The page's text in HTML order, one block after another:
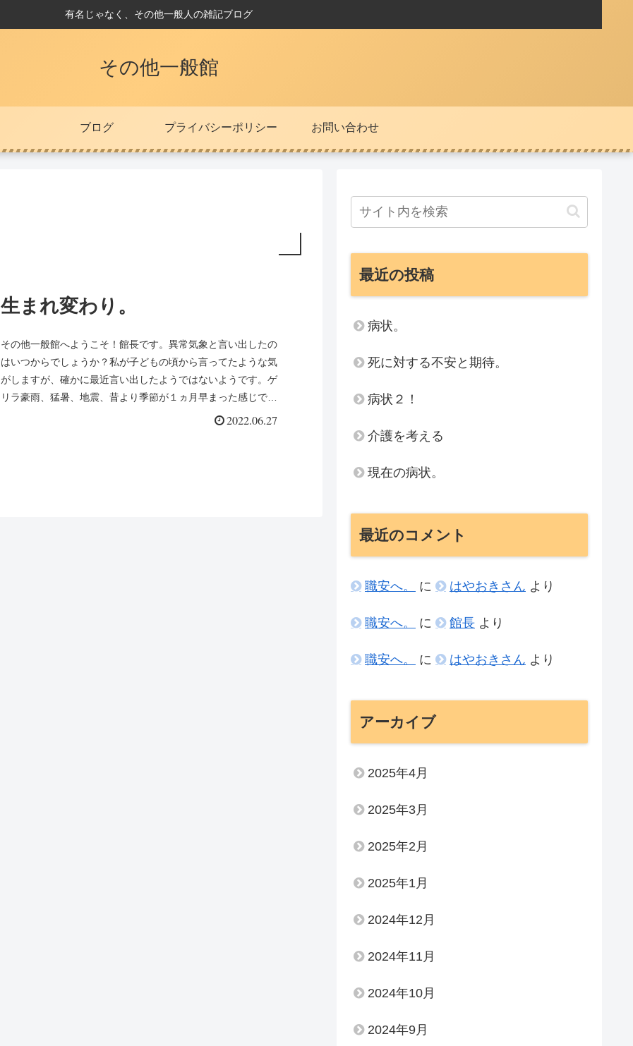
有名じゃなく、その他一般人の雑記ブログ
その他一般館
ブログ プライバシーポリシー お問い合わせ
生まれ変わり。
その他一般館へようこそ！館長です。異常気象と言い出したの
はいつからでしょうか？私が子どもの頃から言ってたような気
がしますが、確かに最近言い出したようではないようです。ゲ
リラ豪雨、猛暑、地震、昔より季節が１ヵ月早まった感じで
2022.06.27
最近の投稿
病状。
死に対する不安と期待。
病状２！
介護を考える
現在の病状。
最近のコメント
職安へ。 に はやおきさん より
職安へ。 に 館長 より
職安へ。 に はやおきさん より
アーカイブ
2025年4月
2025年3月
2025年2月
2025年1月
2024年12月
2024年11月
2024年10月
2024年9月